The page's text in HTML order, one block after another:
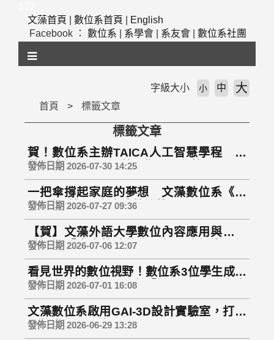
文藻首頁
數位系首頁
English
Facebook ： 數位系 系學會 系友會 數位系社團
首頁 標籤文章
字級大小 小 中 大
標籤文章
賀！數位系主辦TAICA人工智慧學程 文
藻正式加入TAICA第三期聯盟學校
發佈日期 2026-07-30 14:25
一把傘撐起家庭的夢想 文藻數位系《今
天天氣晴》勇奪金險獎雙獎
發佈日期 2026-07-27 09:36
【賀】文藻外語大學數位內容應用與管理
系通過「大專校院教學品保服務計畫」評
鑑
發佈日期 2026-07-06 12:07
看見世界的數位視野！數位系3位學生成功
爭取到前往中國頂尖「雙一流」重慶大
學，以及引領亞洲潮流的韓國天主教大學
進行深度交換
發佈日期 2026-07-01 16:08
文藻數位系啟用GAI-3D設計實驗室，打造
AI整合學習環境
發佈日期 2026-06-29 13:28